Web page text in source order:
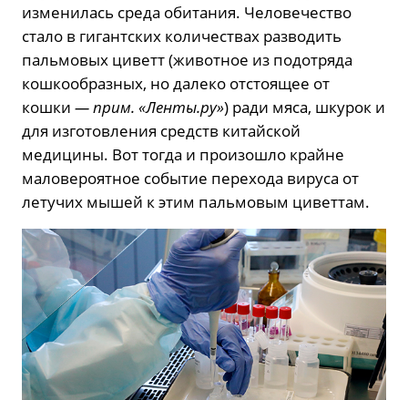
изменилась среда обитания. Человечество
стало в гигантских количествах разводить
пальмовых циветт (животное из подотряда
кошкообразных, но далеко отстоящее от
кошки — прим. «Ленты.ру») ради мяса, шкурок и
для изготовления средств китайской
медицины. Вот тогда и произошло крайне
маловероятное событие перехода вируса от
летучих мышей к этим пальмовым циветтам.